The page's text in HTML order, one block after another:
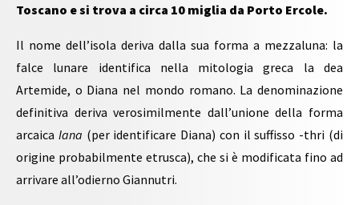
Toscano e si trova a circa 10 miglia da Porto Ercole.
Il nome dell’isola deriva dalla sua forma a mezzaluna: la
falce lunare identifica nella mitologia greca la dea
Artemide, o Diana nel mondo romano. La denominazione
definitiva deriva verosimilmente dall’unione della forma
arcaica Iana (per identificare Diana) con il suffisso -thri (di
origine probabilmente etrusca), che si è modificata fino ad
arrivare all’odierno Giannutri.